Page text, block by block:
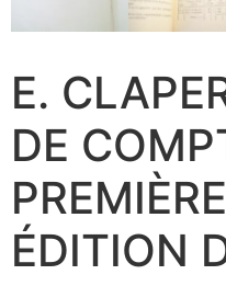
E.
DE
ÉDITION